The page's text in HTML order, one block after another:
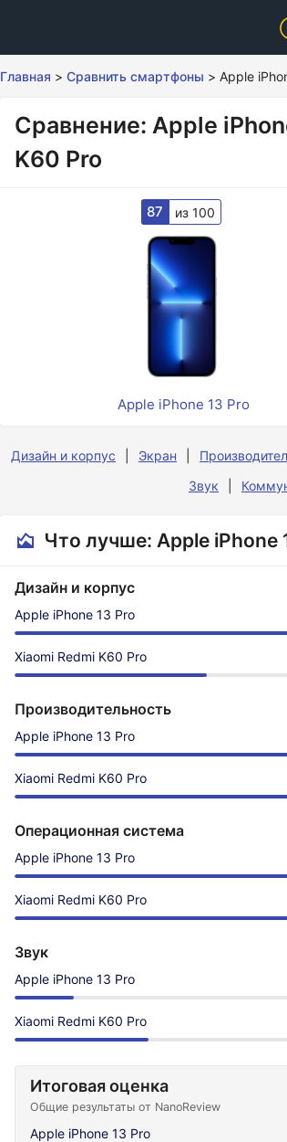
Главная > Сравнить смартфоны > Apple
Сравнение: Apple
K60 Pro
87 из 100
Apple iPhone 13 Pro
Дизайн и корпус Экран
Звук
Что лучше: Apple iPhone
Дизайн и корпус
Apple iPhone 13 Pro
Xiaomi Redmi K60 Pro
Производительность
Apple iPhone 13 Pro
Xiaomi Redmi K60 Pro
Операционная система
Apple iPhone 13 Pro
Xiaomi Redmi K60 Pro
Звук
Apple iPhone 13 Pro
Xiaomi Redmi K60 Pro
Итоговая оценка
Общие результаты от NanoReview
Apple iPhone 13 Pro